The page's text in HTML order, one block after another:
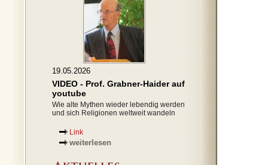
19.05.2026
VIDEO - Prof. Grabner-Haider auf
youtube
Wie alte Mythen wieder lebendig werden
und sich Religionen weltweit wandeln
Link
weiterlesen